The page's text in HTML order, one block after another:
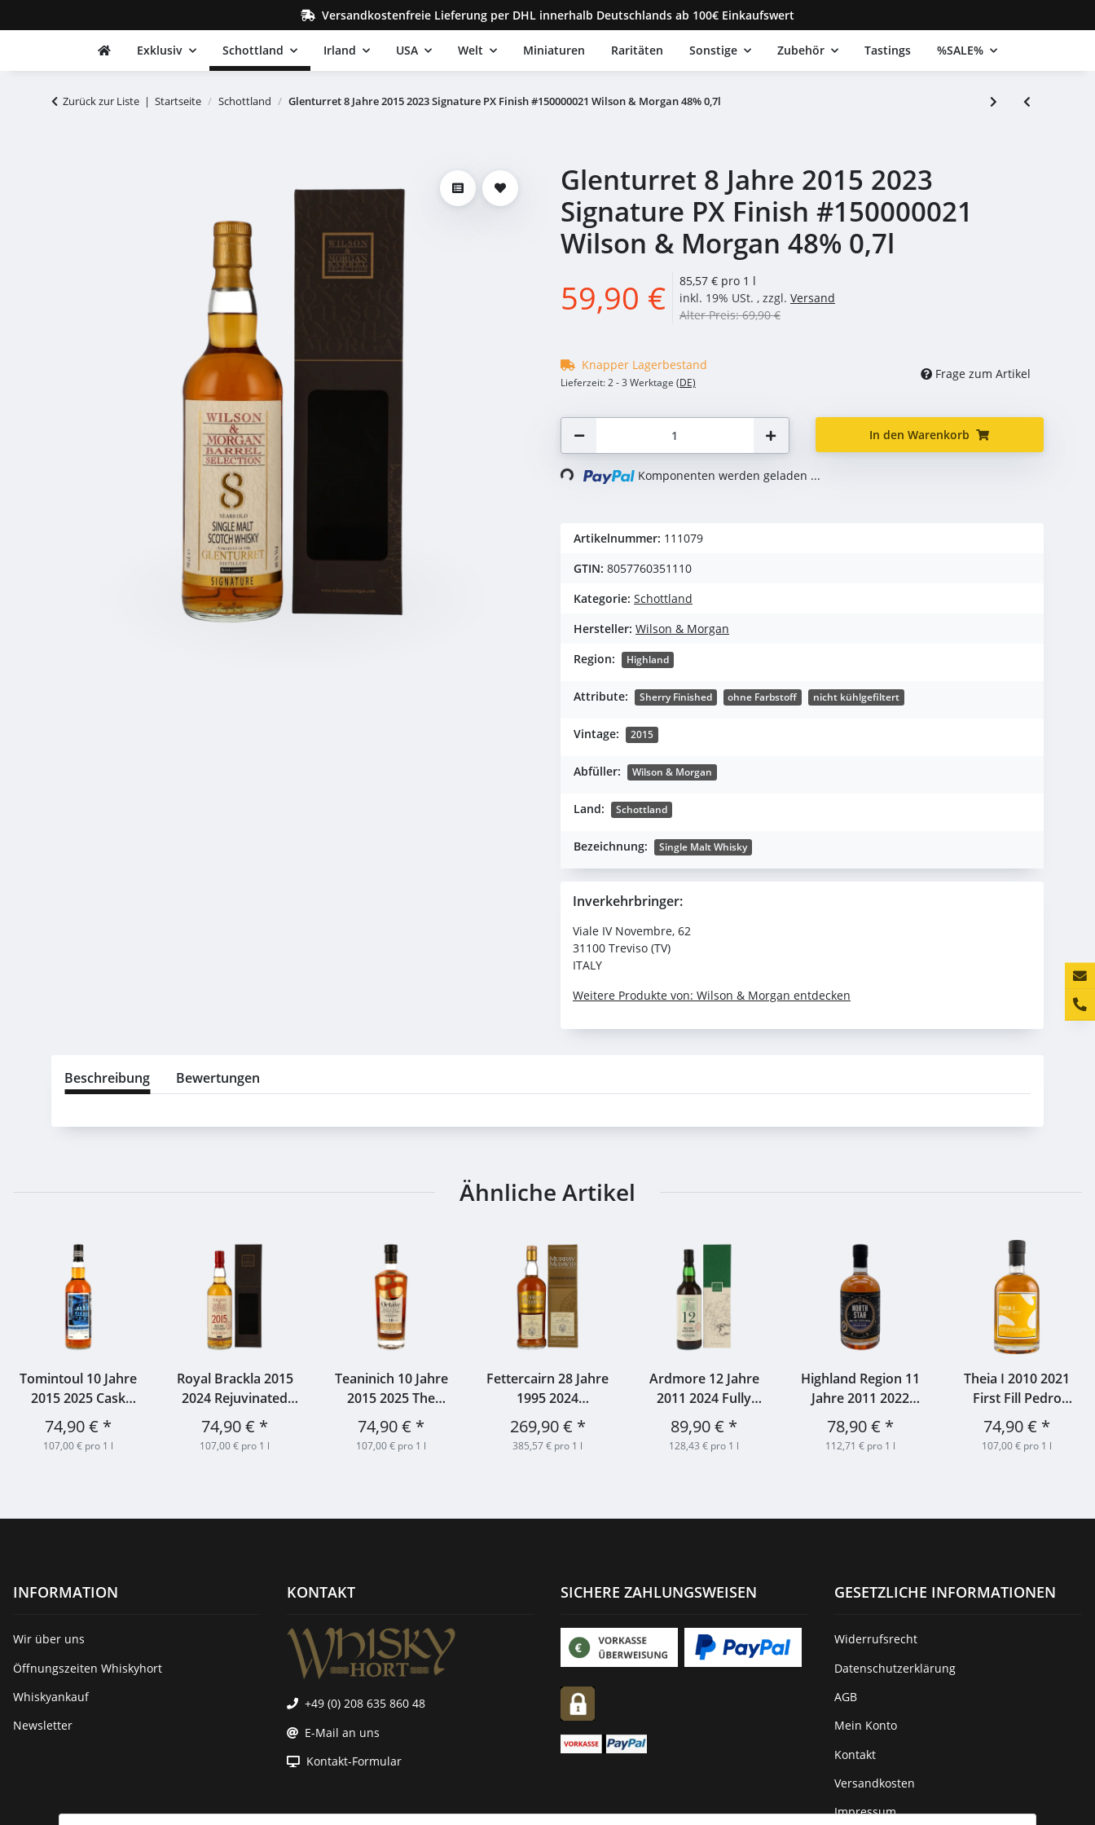
Versandkostenfreie Lieferung per DHL innerhalb Deutschlands ab 100€ Einkaufswert
Exklusiv Schottland Irland USA Welt Miniaturen Raritäten Sonstige Zubehör Tastings %SALE%
Zurück zur Liste Startseite Schottland Glenturret 8 Jahre 2015 2023 Signature PX Finish #150000021 Wilson & Morgan 48% 0,7l
Glenturret 8 Jahre 2015 2023
Signature PX Finish #150000021
Wilson & Morgan 48% 0,7l
59,90 €
85,57 € pro 1 l
inkl. 19% USt. , zzgl. Versand
Alter Preis: 69,90 €
Knapper Lagerbestand
Lieferzeit:2 - 3 Werktage (DE)
Frage zum Artikel
In den Warenkorb
Loading... Komponenten werden geladen ...
Artikelnummer: 111079
GTIN: 8057760351110
Kategorie: Schottland
Hersteller: Wilson & Morgan
Region:
Highland
Attribute: Sherry Finished ohne Farbstoff nicht kühlgefiltert
Vintage: 2015
Abfüller: Wilson & Morgan
Land: Schottland
Bezeichnung: Single Malt Whisky
Inverkehrbringer:
Viale IV Novembre, 62
31100 Treviso (TV)
ITALY
Weitere Produkte von: Wilson & Morgan entdecken
Beschreibung Bewertungen
Ähnliche Artikel
Tomintoul 10 Jahre
2015 2025 Cask
Masters - First Fill
Oloroso Sherry Cask
#82/2015 Brave New
74,90 € *
107,00 € pro 1 l
Royal Brackla 2015
2024 Rejuvinated
Cask 100 UK Proof
#304290 Wilson &
Morgan 57,1% 0,7l
74,90 € *
107,00 € pro 1 l
Teaninich 10 Jahre
2015 2025 The
Octave PX Sherry
Finish #6749132
Whiskyhort Duncan
74,90 € *
107,00 € pro 1 l
Fettercairn 28 Jahre
1995 2024
Oloroso/PX Cask
Murray McDavid
51,2% 0,7l
269,90 € *
385,57 € pro 1 l
Ardmore 12 Jahre
2011 2024 Fully
matured in Sherry
Wood #1064 Wilson
& Morgan 56,6% 0,7l
89,90 € *
128,43 € pro 1 l
Highland Region 11
Jahre 2011 2022
Port/Oloroso
Octaves & A Refill
Hogshead Cask
0,7l
78,90 € *
112,71 € pro 1 l
Theia I 2010 2021
First Fill Pedro
Ximenez Sherry
Hogshead Scotch
Universe 52,8% 0,7l
74,90 € *
107,00 € pro 1 l
INFORMATION
Wir über uns
Öffnungszeiten Whiskyhort
Whiskyankauf
Newsletter
KONTAKT
+49 (0) 208 635 860 48
E-Mail an uns
Kontakt-Formular
SICHERE ZAHLUNGSWEISEN GESETZLICHE INFORMATIONEN
Widerrufsrecht
Datenschutzerklärung
AGB
Mein Konto
Kontakt
Versandkosten
Impressum